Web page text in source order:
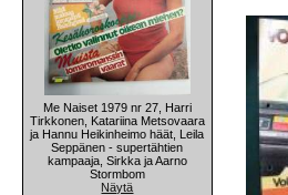
Me Naiset 1979 nr 27, Harri
Tirkkonen, Katariina Metsovaara
ja Hannu Heikinheimo häät, Leila
Seppänen - supertähtien
kampaaja, Sirkka ja Aarno
Stormbom
Näytä